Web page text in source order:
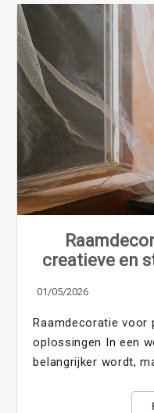
creatieve en
01/05/2026
Raamdecoratie voor
oplossingen In een
belangrijker wordt,